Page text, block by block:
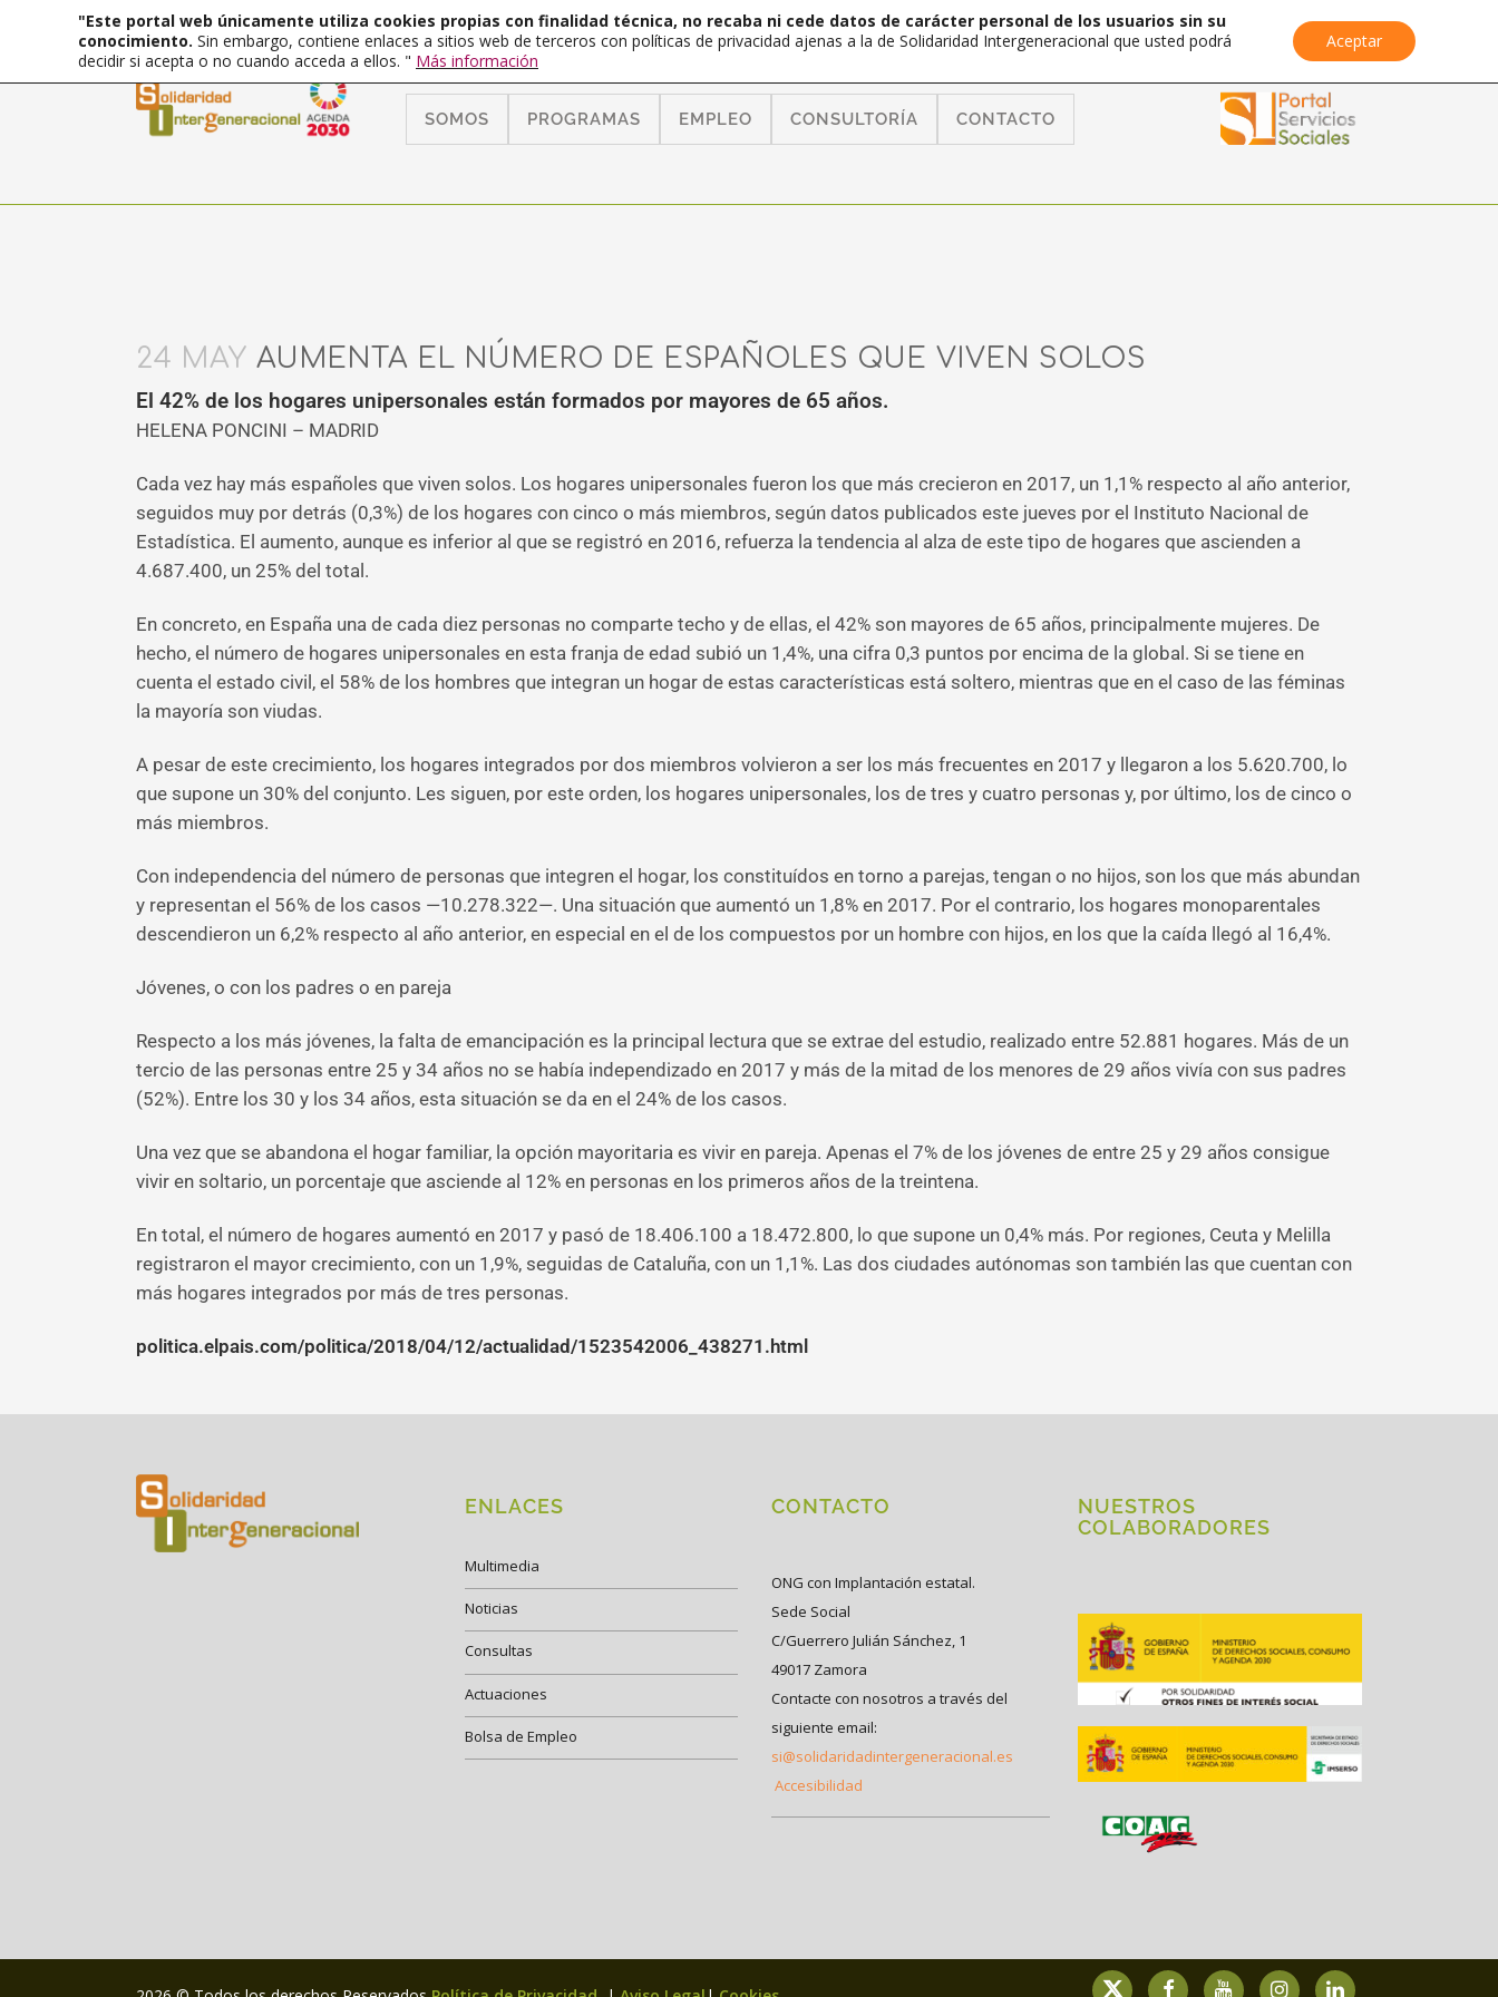
SOMOS PROGRAMAS EMPLEO CONSULTORÍA CONTACTO
24 MAY AUMENTA EL NÚMERO DE ESPAÑOLES QUE VIVEN SOLOS
El 42% de los hogares unipersonales están formados por mayores de 65 años.
HELENA PONCINI – MADRID
Cada vez hay más españoles que viven solos. Los hogares unipersonales fueron los que más crecieron en 2017, un 1,1% respecto al año anterior,
seguidos muy por detrás (0,3%) de los hogares con cinco o más miembros, según datos publicados este jueves por el Instituto Nacional de
Estadística. El aumento, aunque es inferior al que se registró en 2016, refuerza la tendencia al alza de este tipo de hogares que ascienden a
4.687.400, un 25% del total.
En concreto, en España una de cada diez personas no comparte techo y de ellas, el 42% son mayores de 65 años, principalmente mujeres. De
hecho, el número de hogares unipersonales en esta franja de edad subió un 1,4%, una cifra 0,3 puntos por encima de la global. Si se tiene en
cuenta el estado civil, el 58% de los hombres que integran un hogar de estas características está soltero, mientras que en el caso de las féminas
la mayoría son viudas.
A pesar de este crecimiento, los hogares integrados por dos miembros volvieron a ser los más frecuentes en 2017 y llegaron a los 5.620.700, lo
que supone un 30% del conjunto. Les siguen, por este orden, los hogares unipersonales, los de tres y cuatro personas y, por último, los de cinco o
más miembros.
Con independencia del número de personas que integren el hogar, los constituídos en torno a parejas, tengan o no hijos, son los que más abundan
y representan el 56% de los casos —10.278.322—. Una situación que aumentó un 1,8% en 2017. Por el contrario, los hogares monoparentales
descendieron un 6,2% respecto al año anterior, en especial en el de los compuestos por un hombre con hijos, en los que la caída llegó al 16,4%.
Jóvenes, o con los padres o en pareja
Respecto a los más jóvenes, la falta de emancipación es la principal lectura que se extrae del estudio, realizado entre 52.881 hogares. Más de un
tercio de las personas entre 25 y 34 años no se había independizado en 2017 y más de la mitad de los menores de 29 años vivía con sus padres
(52%). Entre los 30 y los 34 años, esta situación se da en el 24% de los casos.
Una vez que se abandona el hogar familiar, la opción mayoritaria es vivir en pareja. Apenas el 7% de los jóvenes de entre 25 y 29 años consigue
vivir en soltario, un porcentaje que asciende al 12% en personas en los primeros años de la treintena.
En total, el número de hogares aumentó en 2017 y pasó de 18.406.100 a 18.472.800, lo que supone un 0,4% más. Por regiones, Ceuta y Melilla
registraron el mayor crecimiento, con un 1,9%, seguidas de Cataluña, con un 1,1%. Las dos ciudades autónomas son también las que cuentan con
más hogares integrados por más de tres personas.
politica.elpais.com/politica/2018/04/12/actualidad/1523542006_438271.html
ENLACES
Multimedia
Noticias
Consultas
Actuaciones
Bolsa de Empleo
CONTACTO
ONG con Implantación estatal.
Sede Social
C/Guerrero Julián Sánchez, 1
49017 Zamora
Contacte con nosotros a través del
siguiente email:
si@solidaridadintergeneracional.es
Accesibilidad
NUESTROS
COLABORADORES
"Este portal web únicamente utiliza cookies propias con finalidad técnica, no recaba ni cede datos de carácter personal de los usuarios sin su
conocimiento. Sin embargo, contiene enlaces a sitios web de terceros con políticas de privacidad ajenas a la de Solidaridad Intergeneracional que usted podrá
decidir si acepta o no cuando acceda a ellos. " Más información
Aceptar